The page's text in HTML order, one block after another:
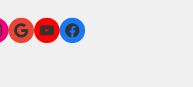
Google Link zum FunShop WienYouTubeFacebook